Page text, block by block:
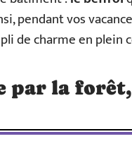
pendant vos
de charme en
par la